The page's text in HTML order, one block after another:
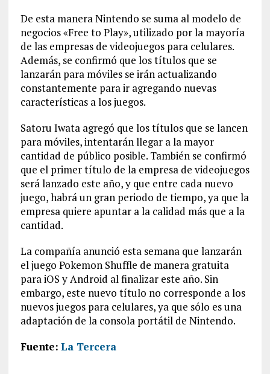
De esta manera Nintendo se suma al modelo de
negocios «Free to Play», utilizado por la mayoría
de las empresasde videojuegos para celulares.
Además, se confirmó que los títulos que se
lanzarán para móviles se irán actualizando
constantemente para ir agregando nuevas
características a los juegos.
Satoru Iwata agregó que los títulos que se lancen
para móviles, intentarán llegar a la mayor
cantidad de público posible. También se confirmó
que el primer título de la empresa de videojuegos
será lanzado este año, y que entre cada nuevo
juego, habrá un gran periodo de tiempo, ya que la
empresa quiere apuntar a la calidad más que a la
cantidad.
La compañía anunció esta semana que lanzarán
el juego Pokemon Shuffle de manera gratuita
para iOS y Android al finalizar este año. Sin
embargo, este nuevo título no corresponde a los
nuevos juegos para celulares, ya que sólo es una
adaptación de la consola portátil de Nintendo.
Fuente: La Tercera